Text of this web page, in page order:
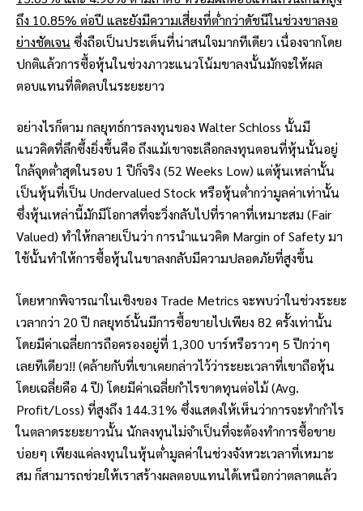
ถึง 10.85% ต่อปี และยังมีความเสี่ยงที่ต่ำกว่าดัชนีในช่วงขาลงอ
ย่างชัดเจน ซึ่งถือเป็นประเด็นที่น่าสนใจมากทีเดียว เนื่องจากโดย
ปกติแล้วการซื้อหุ้นในช่วงภาวะแนวโน้มขาลงนั้นมักจะให้ผล
ตอบแทนที่ติดลบในระยะยาว
อย่างไรก็ตาม กลยุทธ์การลงทุนของ Walter Schloss นั้นมี
แนวคิดที่ลึกซึ้งยิ่งขึ้นคือ ถึงแม้เขาจะเลือกลงทุนตอนที่หุ้นนั้นอยู่
ใกล้จุดต่ำสุดในรอบ 1 ปีก็จริง (52 Weeks Low) แต่หุ้นเหล่านั้น
เป็นหุ้นที่เป็น Undervalued Stock หรือหุ้นต่ำกว่ามูลค่าเท่านั้น
ซึ่งหุ้นเหล่านี้มักมีโอกาสที่จะวิ่งกลับไปที่ราคาที่เหมาะสม (Fair
Valued) ทำให้กลายเป็นว่า การนำแนวคิด Margin of Safety มา
ใช้นั้นทำให้การซื้อหุ้นในขาลงกลับมีความปลอดภัยที่สูงขึ้น
โดยหากพิจารณาในเชิงของ Trade Metrics จะพบว่าในช่วงระยะ
เวลากว่า 20 ปี กลยุทธ์นั้นมีการซื้อขายไปเพียง 82 ครั้งเท่านั้น
โดยมีค่าเฉลี่ยการถือครองอยู่ที่ 1,300 บาร์หรือราวๆ 5 ปีกว่าๆ
เลยทีเดียว!! (คล้ายกับที่เขาเคยกล่าวไว้ว่าระยะเวลาที่เขาถือหุ้น
โดยเฉลี่ยคือ 4 ปี) โดยมีค่าเฉลี่ยกำไรขาดทุนต่อไม้ (Avg.
Profit/Loss) ที่สูงถึง 144.31% ซึ่งแสดงให้เห็นว่าการจะทำกำไร
ในตลาดระยะยาวนั้น นักลงทุนไม่จำเป็นที่จะต้องทำการซื้อขาย
บ่อยๆ เพียงแค่ลงทุนในหุ้นต่ำมูลค่าในช่วงจังหวะเวลาที่เหมาะ
สม ก็สามารถช่วยให้เราสร้างผลตอบแทนได้เหนือกว่าตลาดแล้ว